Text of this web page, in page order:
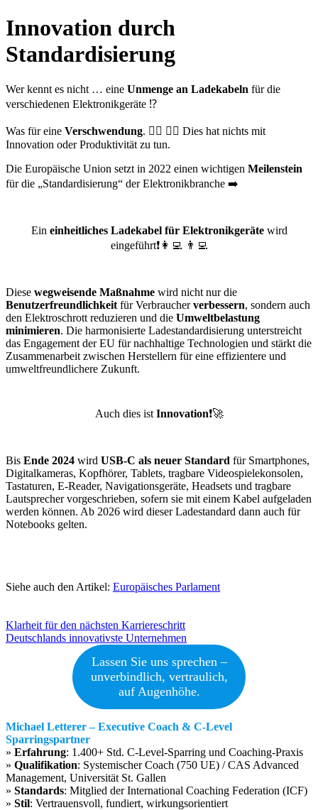
Innovation durch
Standardisierung
Wer kennt es nicht … eine Unmenge an Ladekabeln für die
verschiedenen Elektronikgeräte ⁉️
Was für eine Verschwendung. 🤦‍♀️ 🤦‍♂️ Dies hat nichts mit
Innovation oder Produktivität zu tun.
Die Europäische Union setzt in 2022 einen wichtigen Meilenstein
für die „Standardisierung“ der Elektronikbranche ➡️
Ein einheitliches Ladekabel für Elektronikgerätewird
eingeführt❗️👩‍💻 👨‍💻
Diese wegweisende Maßnahme wird nicht nur die
Benutzerfreundlichkeit für Verbraucherverbessern, sondern auch
den Elektroschrott reduzieren und die Umweltbelastung
minimieren. Die harmonisierte Ladestandardisierung unterstreicht
das Engagement der EU für nachhaltige Technologien und stärkt die
Zusammenarbeit zwischen Herstellern für eine effizientere und
umweltfreundlichere Zukunft.
Auch dies ist Innovation❗️🚀
Bis Ende 2024 wird USB-C als neuer Standard für Smartphones,
Digitalkameras, Kopfhörer, Tablets, tragbare Videospielekonsolen,
Tastaturen, E-Reader, Navigationsgeräte, Headsets und tragbare
Lautsprecher vorgeschrieben, sofern sie mit einem Kabel aufgeladen
werden können. Ab 2026 wird dieser Ladestandard dann auch für
Notebooks gelten.
Siehe auch den Artikel: Europäisches Parlament
Beitragsnavigation
Klarheit für den nächsten Karriereschritt
Deutschlands innovativste Unternehmen
Lassen Sie uns sprechen –
unverbindlich, vertraulich,
auf Augenhöhe.
Michael Letterer – Executive Coach & C-Level
Sparringspartner
» Erfahrung: 1.400+ Std. C-Level-Sparring und Coaching-Praxis
» Qualifikation: Systemischer Coach (750 UE) / CAS Advanced
Management, Universität St. Gallen
» Standards: Mitglied der International Coaching Federation (ICF)
» Stil: Vertrauensvoll, fundiert, wirkungsorientiert